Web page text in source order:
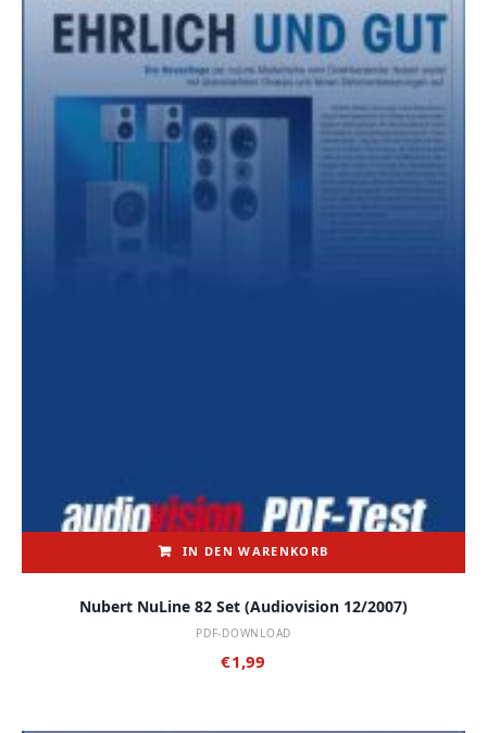
IN DEN WARENKORB
Nubert NuLine 82 Set (audiovision 12/2007)
PDF-DOWNLOAD
€1,99